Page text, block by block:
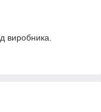
виробника.